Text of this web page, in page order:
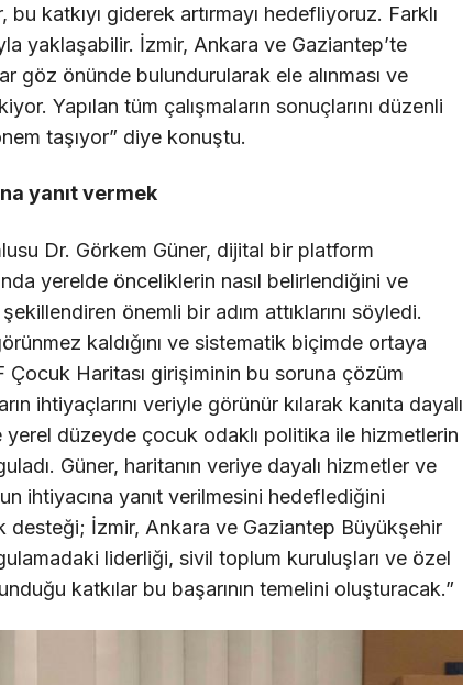
bu katkıyı giderek artırmayı hedefliyoruz. Farklı
yaklaşabilir. İzmir, Ankara ve Gaziantep’te
göz önünde bulundurularak ele alınması ve
Yapılan tüm çalışmaların sonuçlarını düzenli
taşıyor” diye konuştu.
yanıt vermek
Dr. Görkem Güner, dijital bir platform
yerelde önceliklerin nasıl belirlendiğini ve
önemli bir adım attıklarını söyledi.
kaldığını ve sistematik biçimde ortaya
Çocuk Haritası girişiminin bu soruna çözüm
ihtiyaçlarını veriyle görünür kılarak kanıta dayalı
düzeyde çocuk odaklı politika ile hizmetlerin
Güner, haritanın veriye dayalı hizmetler ve
ihtiyacına yanıt verilmesini hedeflediğini
desteği; İzmir, Ankara ve Gaziantep Büyükşehir
liderliği, sivil toplum kuruluşları ve özel
katkılar bu başarının temelini oluşturacak.”